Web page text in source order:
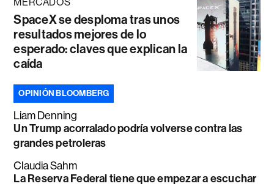
SpaceX se desploma tras unos
resultados mejores de lo
esperado: claves que explican la
caída
OPINIÓN BLOOMBERG
Liam Denning
Un Trump acorralado podría volverse contra las
grandes petroleras
Claudia Sahm
La Reserva Federal tiene que empezar a escuchar